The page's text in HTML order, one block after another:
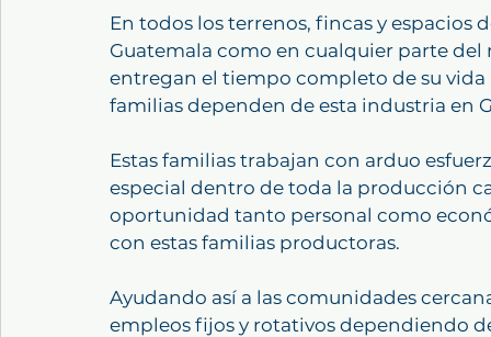
En todos los terrenos, fincas y
Guatemala como en cualquier parte
entregan el tiempo completo de su vida
familias dependen de esta industria en
Estas familias trabajan con arduo
especial dentro de toda la producción
oportunidad tanto personal como
con estas familias productoras.
Ayudando así a las comunidades
empleos fijos y rotativos dependiendo